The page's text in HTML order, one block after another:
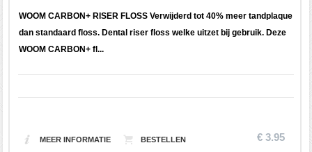
€ 3.95
WOOM CARBON+ RISER FLOSS Verwijderd tot 40% meer tandplaque
dan standaard floss. Dental riser floss welke uitzet bij gebruik. Deze
WOOM CARBON+ fl...
MEER INFORMATIE